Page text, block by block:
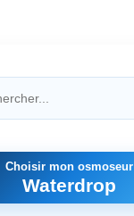
Choisir mon osmoseur
Waterdrop